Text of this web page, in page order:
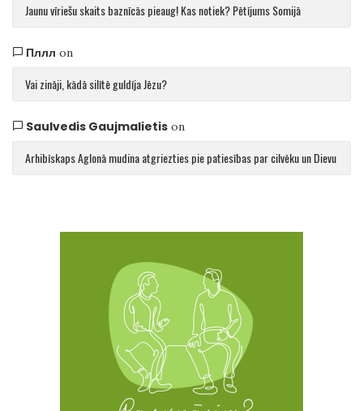
Jaunu vīriešu skaits baznīcās pieaug! Kas notiek? Pētījums Somijā
Пллл on
Vai zināji, kādā silītē guldīja Jēzu?
Saulvedis Gaujmalietison
Arhibīskaps Aglonā mudina atgriezties pie patiesības par cilvēku un Dievu